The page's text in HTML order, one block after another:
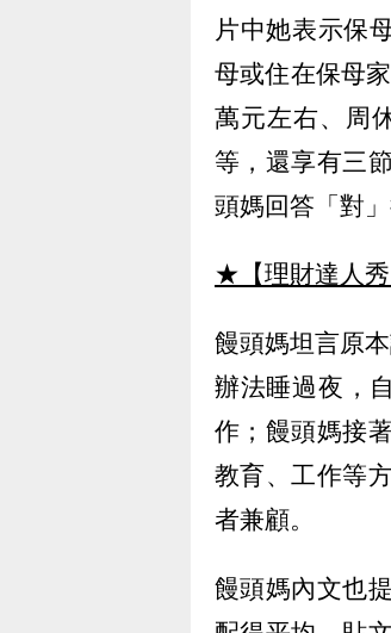
片中她表示保
母或住在保母
萬元左右、周
等，還享有三
頭媽回答「對
★【理財達人秀
饅頭媽坦言原
辦法睡過夜，
作；饅頭媽接
教育、工作等
者兼顧。
饅頭媽內文也